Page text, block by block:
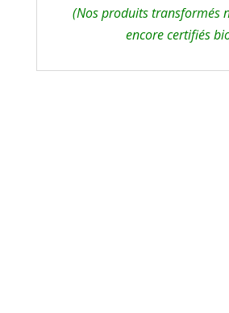
(Nos produits transformés
encore certifiés